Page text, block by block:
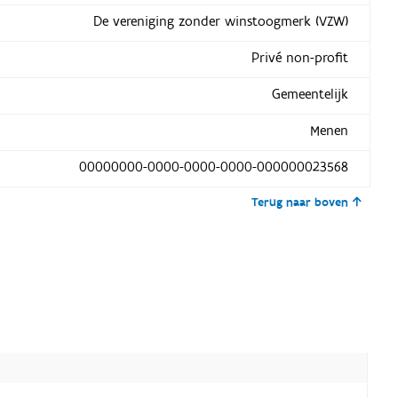
De vereniging zonder winstoogmerk (VZW)
Privé non-profit
Gemeentelijk
Menen
00000000-0000-0000-0000-000000023568
Terug naar boven